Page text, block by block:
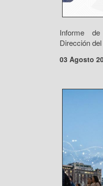
Informe
Dirección
03 Agosto